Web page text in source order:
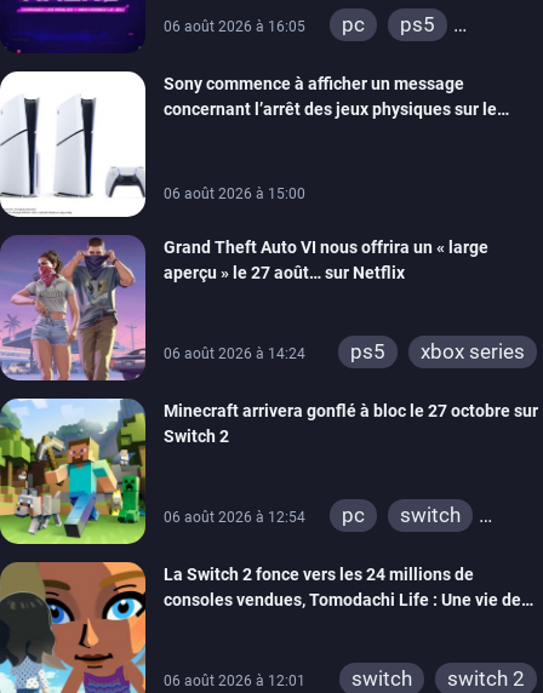
06 août 2026 à 16:05 pc
ps5
switch
ios
android
ps4
Sony commence à afficher un message
concernant l’arrêt des jeux physiques sur le
06 août 2026 à 15:00
Grand Theft Auto VI nous offrira un « large
aperçu » le 27 août… sur Netflix
06 août 2026 à 14:24 ps5 xbox series
Minecraft arrivera gonflé à bloc le 27 octobre sur
Switch 2
06 août 2026 à 12:54 pc
switch
xbox one
wiiu
3ds
ps3
switch 2
La Switch 2 fonce vers les 24 millions de
consoles vendues, Tomodachi Life : Une vie de
06 août 2026 à 12:01 switch switch 2